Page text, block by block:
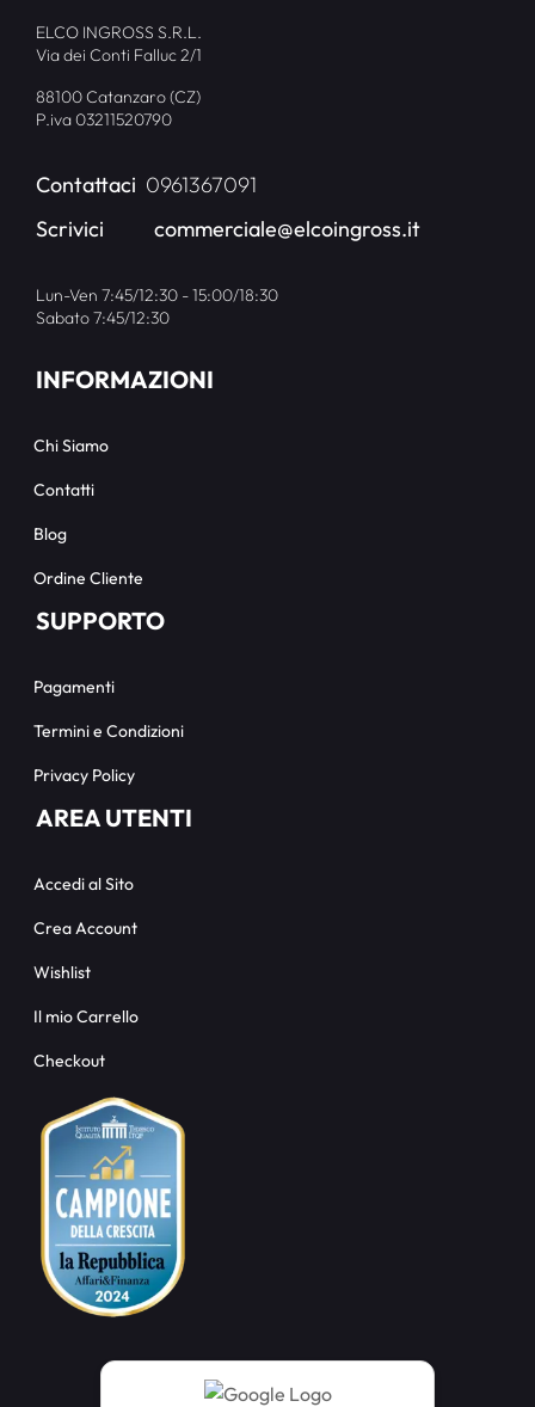
ELCO INGROSS S.R.L.
Via dei Conti Falluc 2/1
88100 Catanzaro (CZ)
P.iva 03211520790
Contattaci 0961367091
Scrivici
commerciale@elcoingross.it
Lun-Ven 7:45/12:30 - 15:00/18:30
Sabato 7:45/12:30
INFORMAZIONI
Chi Siamo
Contatti
Blog
Ordine Cliente
SUPPORTO
Pagamenti
Termini e Condizioni
Privacy Policy
AREA UTENTI
Accedi al Sito
Crea Account
Wishlist
Il mio Carrello
Checkout